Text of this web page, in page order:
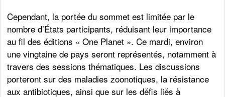
Cependant, la portée du sommet est limitée par le
nombre d’États participants, réduisant leur importance
au fil des éditions « One Planet ». Ce mardi, environ
une vingtaine de pays seront représentés, notamment à
travers des sessions thématiques. Les discussions
porteront sur des maladies zoonotiques, la résistance
aux antibiotiques, ainsi que sur les défis liés à